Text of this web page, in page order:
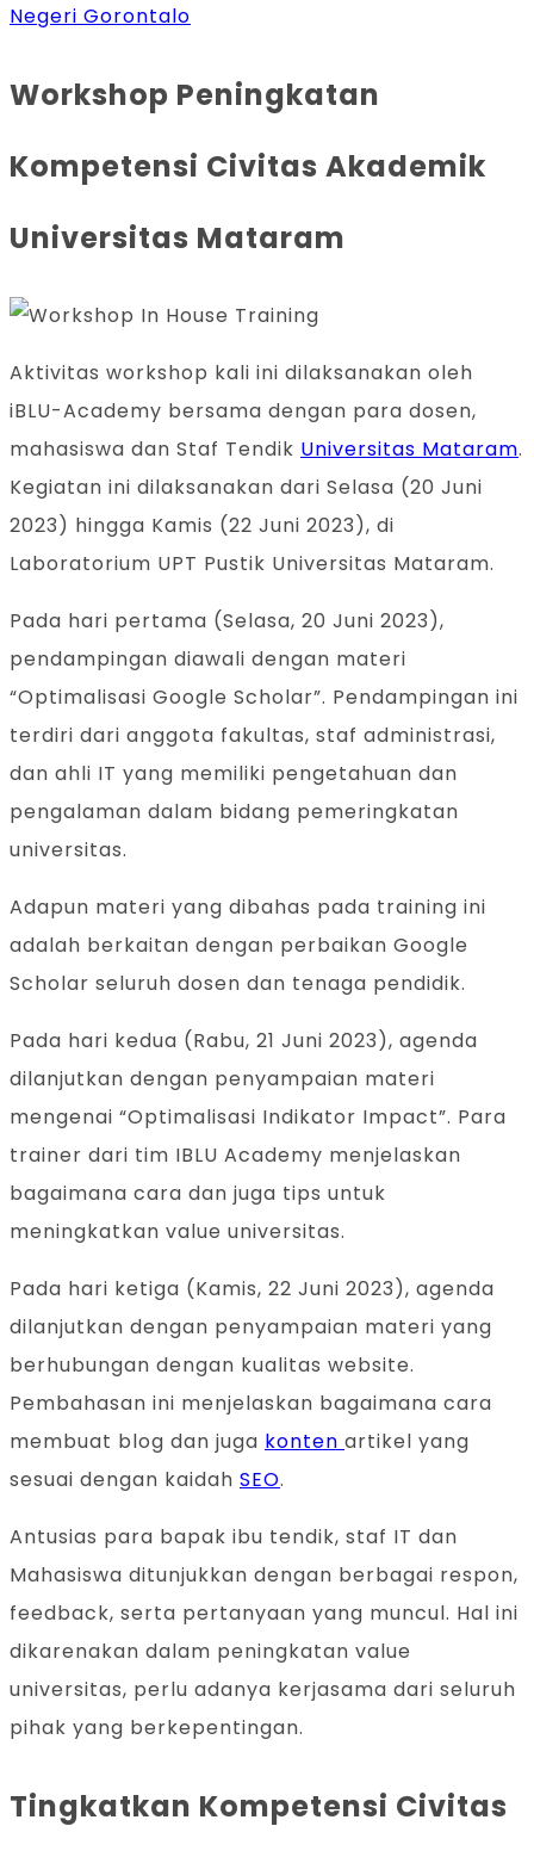
Negeri Gorontalo
Workshop Peningkatan
Kompetensi Civitas Akademik
Universitas Mataram
Aktivitas workshop kali ini dilaksanakan oleh
iBLU-Academy bersama dengan para dosen,
mahasiswa dan Staf Tendik Universitas Mataram.
Kegiatan ini dilaksanakan dari Selasa (20 Juni
2023) hingga Kamis (22 Juni 2023), di
Laboratorium UPT Pustik Universitas Mataram.
Pada hari pertama (Selasa, 20 Juni 2023),
pendampingan diawali dengan materi
“Optimalisasi Google Scholar”. Pendampingan ini
terdiri dari anggota fakultas, staf administrasi,
dan ahli IT yang memiliki pengetahuan dan
pengalaman dalam bidang pemeringkatan
universitas.
Adapun materi yang dibahas pada training ini
adalah berkaitan dengan perbaikan Google
Scholar seluruh dosen dan tenaga pendidik.
Pada hari kedua (Rabu, 21 Juni 2023), agenda
dilanjutkan dengan penyampaian materi
mengenai “Optimalisasi Indikator Impact”. Para
trainer dari tim IBLU Academy menjelaskan
bagaimana cara dan juga tips untuk
meningkatkan value universitas.
Pada hari ketiga (Kamis, 22 Juni 2023), agenda
dilanjutkan dengan penyampaian materi yang
berhubungan dengan kualitas website.
Pembahasan ini menjelaskan bagaimana cara
membuat blog dan juga konten artikel yang
sesuai dengan kaidah SEO.
Antusias para bapak ibu tendik, staf IT dan
Mahasiswa ditunjukkan dengan berbagai respon,
feedback, serta pertanyaan yang muncul. Hal ini
dikarenakan dalam peningkatan value
universitas, perlu adanya kerjasama dari seluruh
pihak yang berkepentingan.
Tingkatkan Kompetensi Civitas